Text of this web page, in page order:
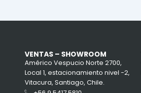
VENTAS – SHOWROOM
Américo Vespucio Norte 2700,
Local 1, estacionamiento nivel -2,
Vitacura, Santiago, Chile.